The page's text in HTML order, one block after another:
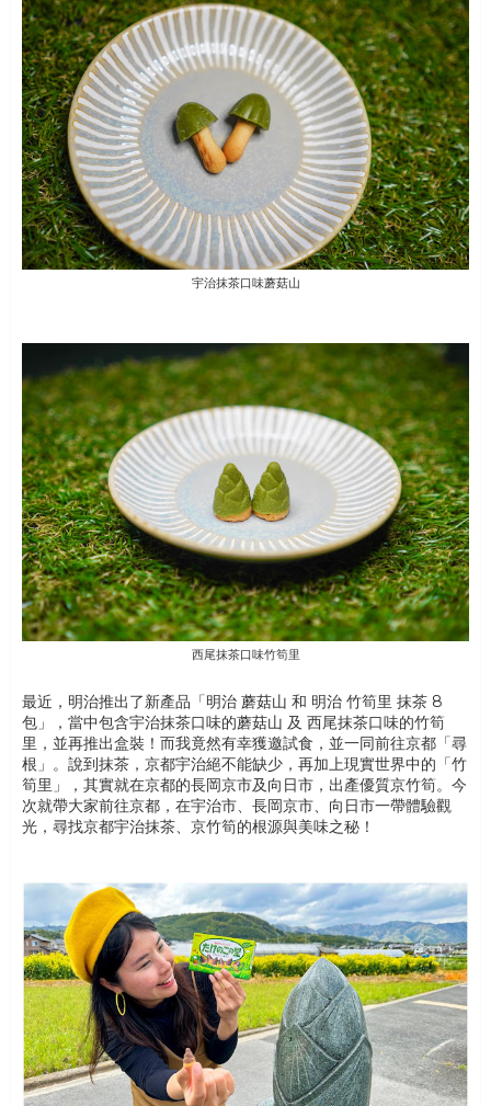
宇治抹茶口味蘑菇山
西尾抹茶口味竹筍里
最近，明治推出了新產品「明治 蘑菇山 和 明治 竹筍里 抹茶 8
包」，當中包含宇治抹茶口味的蘑菇山 及 西尾抹茶口味的竹筍
里，並再推出盒裝！而我竟然有幸獲邀試食，並一同前往京都「尋
根」。說到抹茶，京都宇治絕不能缺少，再加上現實世界中的「竹
筍里」，其實就在京都的長岡京市及向日市，出產優質京竹筍。今
次就帶大家前往京都，在宇治市、長岡京市、向日市一帶體驗觀
光，尋找京都宇治抹茶、京竹筍的根源與美味之秘！